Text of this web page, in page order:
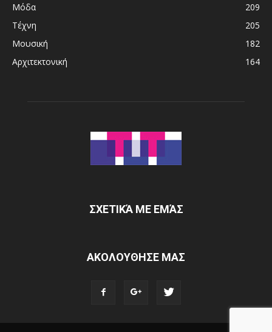
Μόδα
209
Τέχνη
205
Μουσική
182
Αρχιτεκτονική
164
ΣΧΕΤΙΚΆ ΜΕ ΕΜΆΣ
ΑΚΟΛΟΥΘΗΣΕ ΜΑΣ